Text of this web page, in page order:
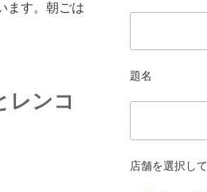
ます。朝ごは
ンコ
題名
店舗を選択し